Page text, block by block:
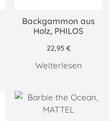
Backgammon aus
Holz, PHILOS
22,95 €
Weiterlesen